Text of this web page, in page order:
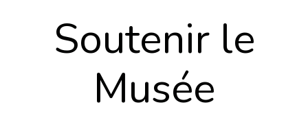
Soutenir le
Musée